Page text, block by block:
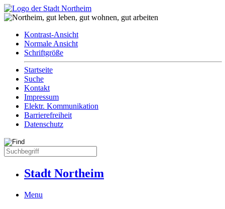
Kontrast-Ansicht
Normale Ansicht
Schriftgröße
Startseite
Suche
Kontakt
Impressum
Elektr. Kommunikation
Barrierefreiheit
Datenschutz
Stadt Northeim
Menu